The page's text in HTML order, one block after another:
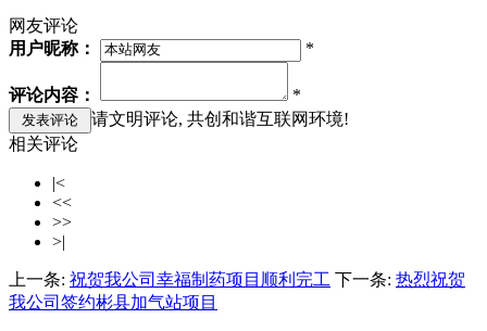
网友评论
用户昵称：
*
评论内容：
*
请文明评论, 共创和谐互联网环境!
相关评论
|<
<<
>>
>|
上一条: 祝贺我公司幸福制药项目顺利完工 下一条: 热烈祝贺
我公司签约彬县加气站项目